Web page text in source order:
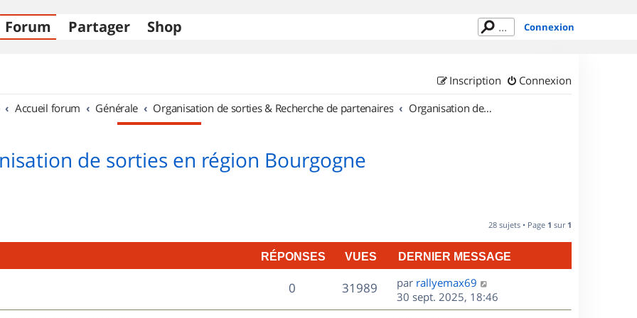
Forum Partager Shop Connexion
Connexion
Inscription
Accueil forum Générale Organisation de sorties & Recherche de partenaires Organisation de sorties en région Bourgogne
de sorties en région Bourgogne
28 sujets • Page 1 sur 1
RÉPONSES VUES DERNIER MESSAGE
0R
é
31989V
u
D
e
r
par rallyemax69
30 sept. 2025, 18:46